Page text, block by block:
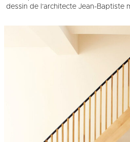
dessin de l’architecte Jean-Baptiste